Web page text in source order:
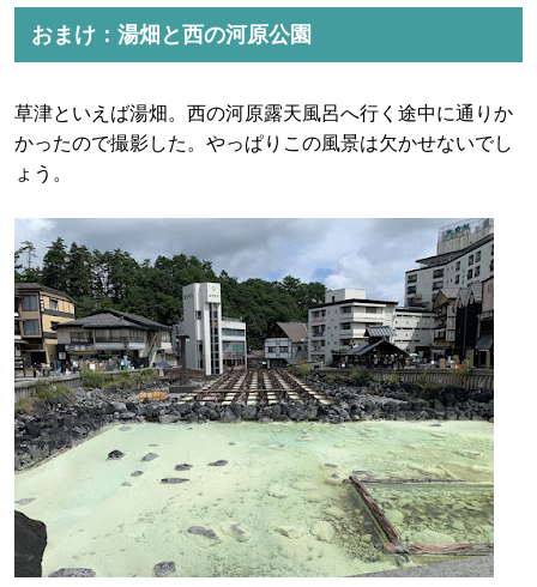
おまけ：湯畑と西の河原公園
草津といえば湯畑。西の河原露天風呂へ行く途中に通りか
かったので撮影した。やっぱりこの風景は欠かせないでし
ょう。